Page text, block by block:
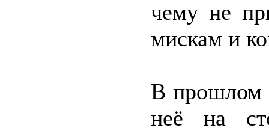
чему не
мискам и
В прошлом
неё на